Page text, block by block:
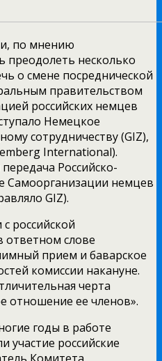
по мнению
преодолеть несколько
о смене посреднической
правительством
российских немцев
Немецкое
сотрудничеству (GIZ),
International).
Российско-
Самоорганизации немцев
GIZ).
российской
ответном слове
прием и баварское
комиссии накануне.
черта
отношение ее членов».
годы в работе
участие российские